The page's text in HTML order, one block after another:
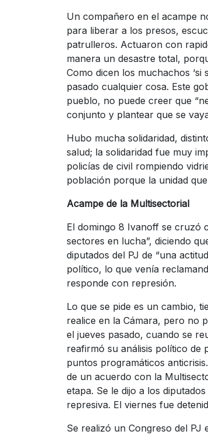
Un compañero en el acampe
para liberar a los presos,
patrulleros. Actuaron con
manera un desastre total,
Como dicen los muchachos ‘si
pasado cualquier cosa. Este
pueblo, no puede creer que
conjunto y plantear que se
Hubo mucha solidaridad,
salud; la solidaridad fue muy
policías de civil rompiendo
población porque la unidad
Acampe de la Multisectorial
El domingo 8 Ivanoff se cruzó
sectores en lucha”, diciendo
diputados del PJ de “una
político, lo que venía
responde con represión.
Lo que se pide es un cambio,
realice en la Cámara, pero no
el jueves pasado, cuando se
reafirmó su análisis político de
puntos programáticos
de un acuerdo con la
etapa. Se le dijo a los
represiva. El viernes fue
Se realizó un Congreso del PJ